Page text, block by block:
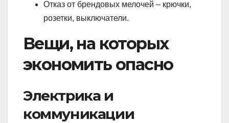
Отказ от брендовых мелочей – крючки,
розетки, выключатели.
Вещи, на которых
экономить опасно
Электрика и
коммуникации